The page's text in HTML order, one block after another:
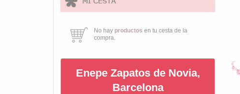
No hay productos en tu cesta de la
compra.
Enepe Zapatos de Novia,
Barcelona